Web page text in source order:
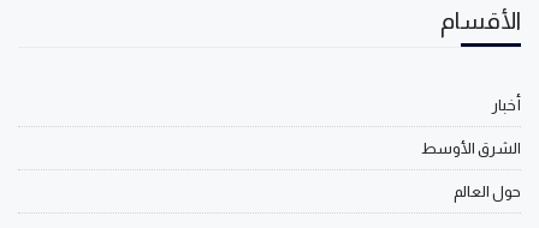
الأقسام
أخبار
الشرق الأوسط
حول العالم